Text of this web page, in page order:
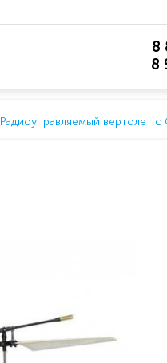
8
8
Радиоуправляемый вертолет